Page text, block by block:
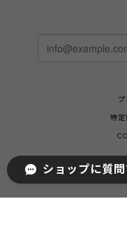
特
ショップに質